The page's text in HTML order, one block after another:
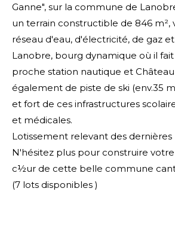
Ganne", sur la commune de
un terrain constructible de 846 m²,
réseau d'eau, d'électricité, de gaz
Lanobre, bourg dynamique où il
proche station nautique et Château
également de piste de ski (env.35
et fort de ces infrastructures
et médicales.
Lotissement relevant des
N'hésitez plus pour construire
c½ur de cette belle commune
(7 lots disponibles )